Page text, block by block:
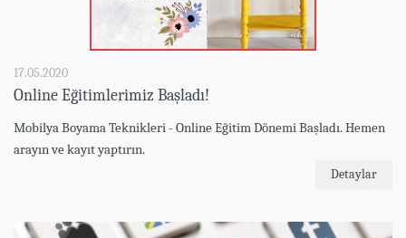
Online Eğitimlerimiz Başladı!
17.05.2020
Mobilya Boyama Teknikleri - Online Eğitim Dönemi Başladı. Hemen
arayın ve kayıt yaptırın.
Detaylar